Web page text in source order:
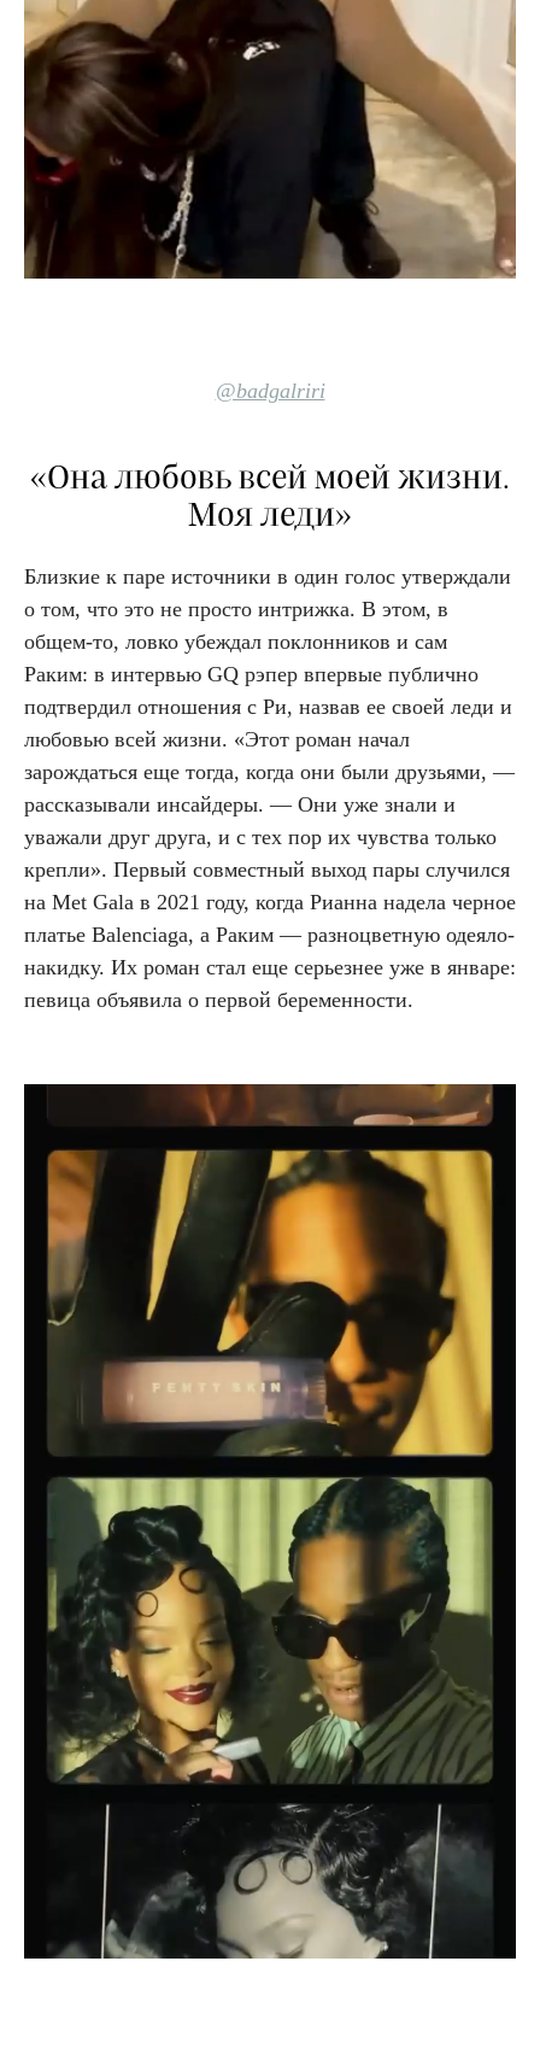
@badgalriri
«Она любовь всей моей жизни.
Моя леди»
Близкие к паре источники в один голос утверждали
о том, что это не просто интрижка. В этом, в
общем-то, ловко убеждал поклонников и сам
Раким: в интервью GQ рэпер впервые публично
подтвердил отношения с Ри, назвав ее своей леди и
любовью всей жизни. «Этот роман начал
зарождаться еще тогда, когда они были друзьями, —
рассказывали инсайдеры. — Они уже знали и
уважали друг друга, и с тех пор их чувства только
крепли». Первый совместный выход пары случился
на Met Gala в 2021 году, когда Рианна надела черное
платье Balenciaga, а Раким — разноцветную одеяло-
накидку. Их роман стал еще серьезнее уже в январе:
певица объявила о первой беременности.